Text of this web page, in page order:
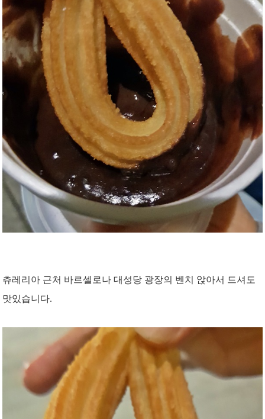
츄레리아 근처 바르셀로나 대성당 광장의 벤치 앉아서 드셔도
맛있습니다.